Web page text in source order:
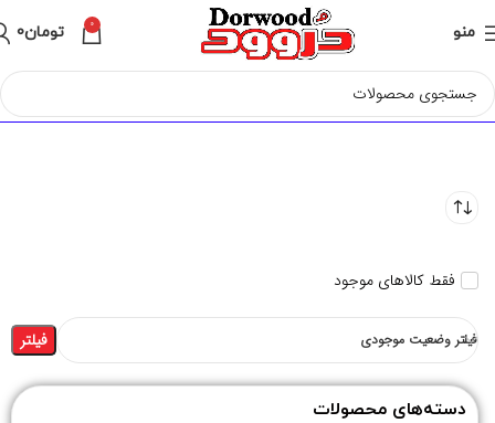
منو 0 تومان0
فقط کالاهای موجود
فیلتر وضعیت موجودی فیلتر
دسته‌های محصولات